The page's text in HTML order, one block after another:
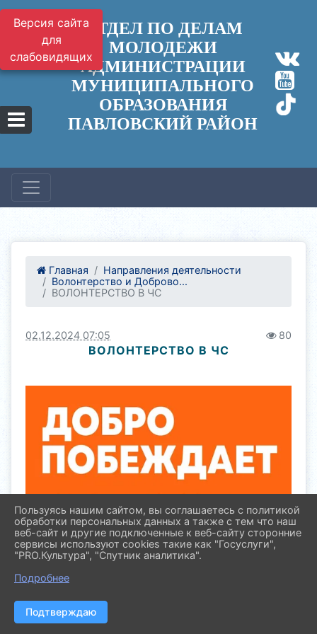
Версия сайта
для
слабовидящих
ОТДЕЛ ПО ДЕЛАМ
МОЛОДЕЖИ
АДМИНИСТРАЦИИ
МУНИЦИПАЛЬНОГО
ОБРАЗОВАНИЯ
ПАВЛОВСКИЙ РАЙОН
Главная
Направления деятельности
Волонтерство и Доброво...
ВОЛОНТЕРСТВО В ЧС
02.12.2024 07:05 80
ВОЛОНТЕРСТВО В ЧС
Пользуясь нашим сайтом, вы соглашаетесь с политикой
обработки персональных данных а также с тем что наш
веб-сайт и другие подключенные к веб-сайту сторонние
сервисы используют cookies такие как "Госуслуги",
"PRO.Культура", "Спутник аналитика".
Подробнее
Подтверждаю